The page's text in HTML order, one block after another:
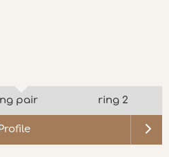
pair ring 2
Profile